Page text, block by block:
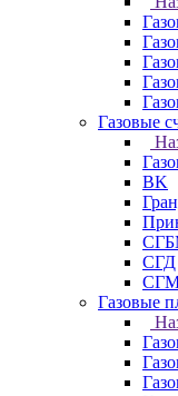
Газовые
BK
СГД
Газовые